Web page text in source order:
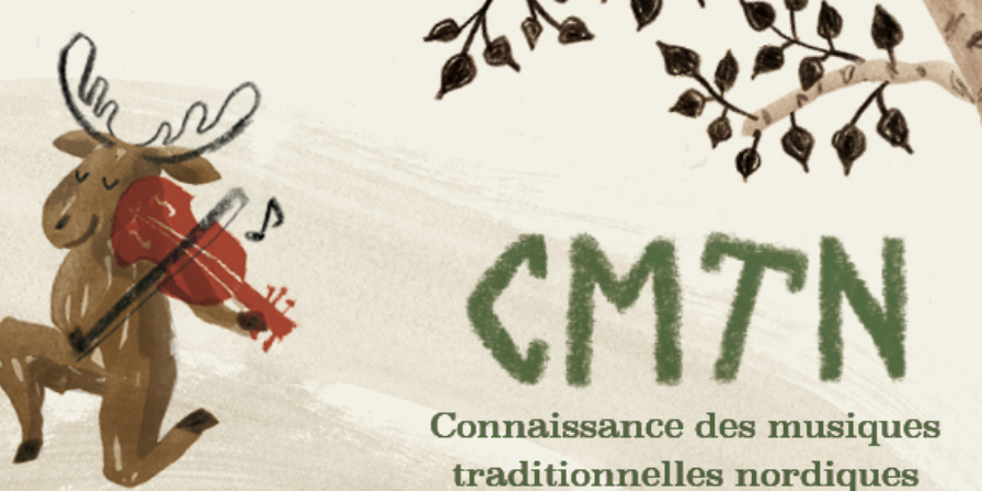
des
et de la culture scandinaves